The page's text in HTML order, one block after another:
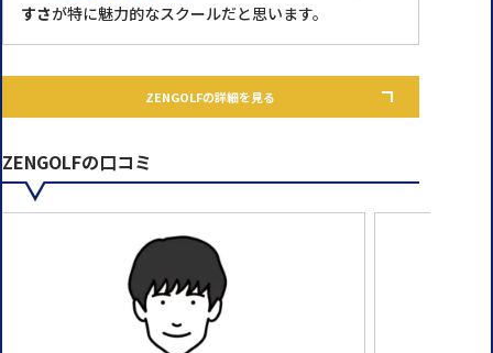
すさが特に魅力的なスクールだと思います。
ZENGOLFの詳細を見る
ZENGOLFの口コミ